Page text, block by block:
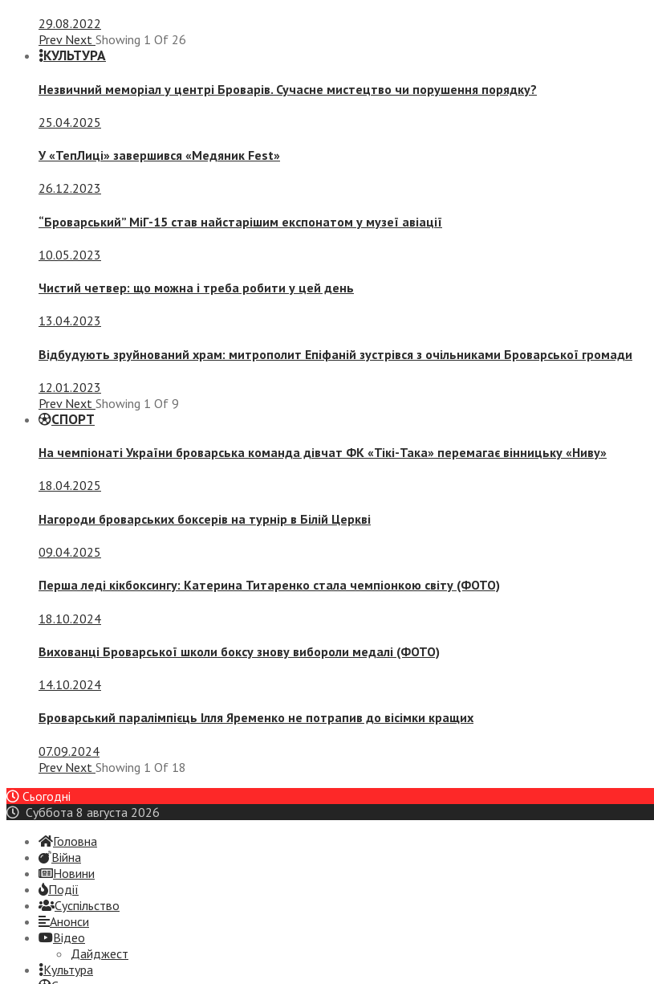
29.08.2022
Prev Next Showing 1 Of 26
КУЛЬТУРА
Незвичний меморіал у центрі Броварів. Сучасне мистецтво чи порушення порядку?
25.04.2025
У «ТепЛиці» завершився «Медяник Fest»
26.12.2023
“Броварський” МіГ-15 став найстарішим експонатом у музеї авіації
10.05.2023
Чистий четвер: що можна і треба робити у цей день
13.04.2023
Відбудують зруйнований храм: митрополит Епіфаній зустрівся з очільниками Броварської громади
12.01.2023
Prev Next Showing 1 Of 9
СПОРТ
На чемпіонаті України броварська команда дівчат ФК «Тікі-Така» перемагає вінницьку «Ниву»
18.04.2025
Нагороди броварських боксерів на турнір в Білій Церкві
09.04.2025
Перша леді кікбоксингу: Катерина Титаренко стала чемпіонкою світу (ФОТО)
18.10.2024
Вихованці Броварської школи боксу знову вибороли медалі (ФОТО)
14.10.2024
Броварський паралімпієць Ілля Яременко не потрапив до вісімки кращих
07.09.2024
Prev Next Showing 1 Of 18
Сьогодні
Суббота 8 августа 2026
Головна
Війна
Новини
Події
Суспiльство
Анонси
Відео
Дайджест
Культура